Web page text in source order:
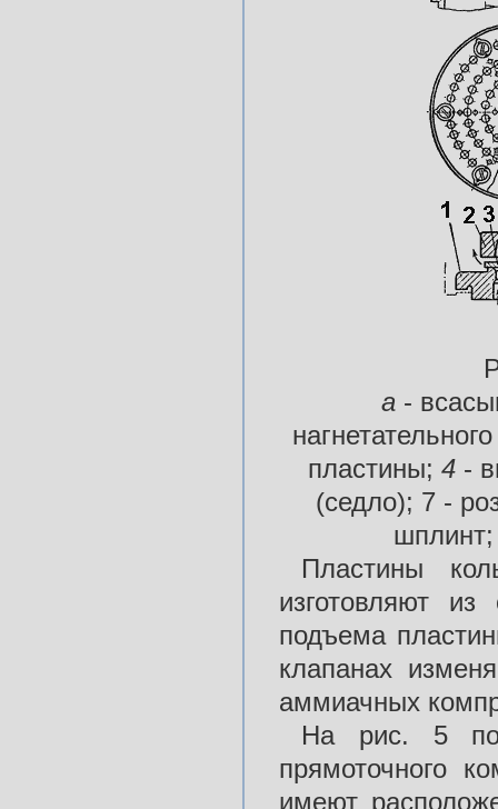
а -
пластины; 4 -
(седло); 7 -
Пластины
изготовляют
подъема
клапанах
аммиачных
На рис. 5
прямоточного
имеют